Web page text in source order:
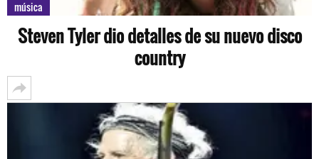
música
Steven Tyler dio detalles de su nuevo disco
country